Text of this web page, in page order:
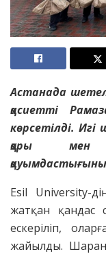
Астанада
қасиетті
көрсетілді.
қоры мен
Esil University-
жатқан қандас
ескеріліп,
жайылды.